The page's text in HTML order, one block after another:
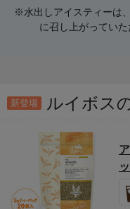
せてお財布にもや
※水出しアイスティーは
に召し上がっていた
新登場 ルイボス